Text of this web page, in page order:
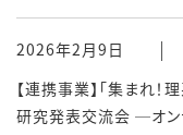
2026年2月9日
【連携事業】「集まれ
研究発表交流会 ─オン